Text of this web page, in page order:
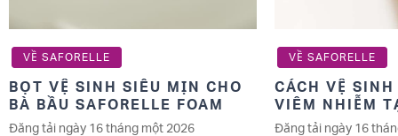
VỀ SAFORELLE
BỌT VỆ SINH SIÊU MỊN CHO
BÀ BẦU SAFORELLE FOAM
Đăng tải ngày 16 tháng một 2026
VỀ SAFORELLE
CÁCH VỆ
VIÊM NHIỄM
TOÀN
Đăng tải ngày 16